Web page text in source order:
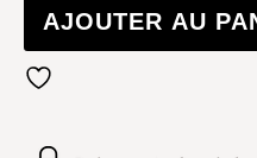
AJOUTER AU